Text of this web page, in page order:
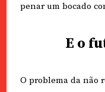
penar um bocado
E o
O problema da não